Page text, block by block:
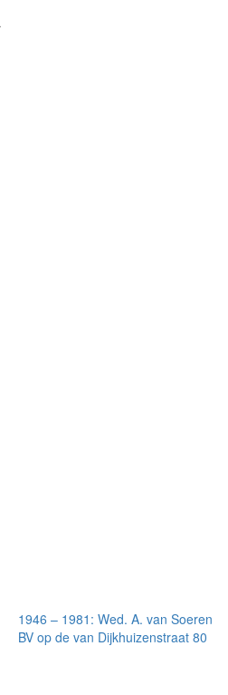
1946 – 1981: Wed. A. van Soeren
BV op de van Dijkhuizenstraat 80